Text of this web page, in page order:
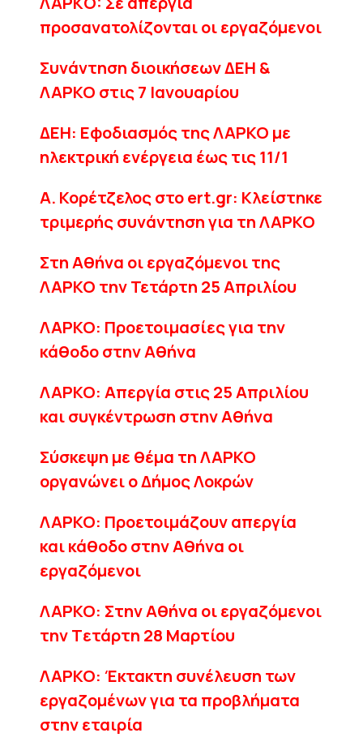
προσανατολίζονται οι εργαζόμενοι
Συνάντηση διοικήσεων ΔΕΗ &
ΛΑΡΚΟ στις 7 Ιανουαρίου
ΔΕΗ: Εφοδιασμός της ΛΑΡΚΟ με
ηλεκτρική ενέργεια έως τις 11/1
Α. Κορέτζελος στο ert.gr: Κλείστηκε
τριμερής συνάντηση για τη ΛΑΡΚΟ
Στη Αθήνα οι εργαζόμενοι της
ΛΑΡΚΟ την Τετάρτη 25 Απριλίου
ΛΑΡΚΟ: Προετοιμασίες για την
κάθοδο στην Αθήνα
ΛΑΡΚΟ: Απεργία στις 25 Απριλίου
και συγκέντρωση στην Αθήνα
Σύσκεψη με θέμα τη ΛΑΡΚΟ
οργανώνει ο Δήμος Λοκρών
ΛΑΡΚΟ: Προετοιμάζουν απεργία
και κάθοδο στην Αθήνα οι
εργαζόμενοι
ΛΑΡΚΟ: Στην Αθήνα οι εργαζόμενοι
την Tετάρτη 28 Μαρτίου
ΛΑΡΚΟ: Έκτακτη συνέλευση των
εργαζομένων για τα προβλήματα
στην εταιρία